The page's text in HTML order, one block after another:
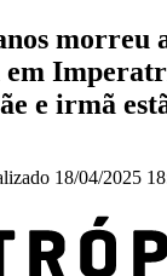
morreu
em
e irmã
18/04/2025